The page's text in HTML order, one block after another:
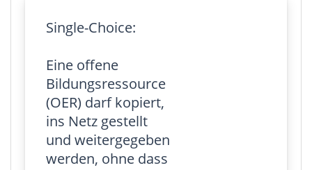
Single-Choice:
Eine offene
Bildungsressource
(OER) darf kopiert,
ins Netz gestellt
und weitergegeben
werden, ohne dass